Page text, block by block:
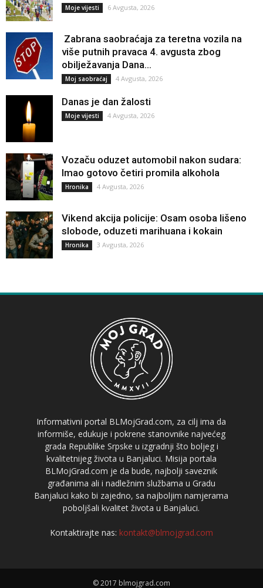
Moje vijesti 6 Avgusta, 2026
Zabrana saobraćaja za teretna vozila na
više putnih pravaca 4. avgusta zbog
obilježavanja Dana...
Moj saobraćaj 4 Avgusta, 2026
Danas je dan žalosti
Moje vijesti 4 Avgusta, 2026
Vozaču oduzet automobil nakon sudara:
Imao gotovo četiri promila alkohola
Hronika 4 Avgusta, 2026
Vikend akcija policije: Osam osoba lišeno
slobode, oduzeti marihuana i kokain
Hronika 3 Avgusta, 2026
Informativni portal BLMojGrad.com, za cilj ima da
informiše, edukuje i pokrene stanovnike najvećeg
grada Republike Srpske u izgradnji što boljeg i
kvalitetnijeg života u Banjaluci. Misija portala
BLMojGrad.com je da bude, najbolji saveznik
građanima ali i nadležnim službama u Gradu
Banjaluci kako bi zajedno, sa najboljim namjerama
poboljšali kvalitet života u Banjaluci.
Kontaktirajte nas: kontakt@blmojgrad.com
© 2017 blmojgrad.com